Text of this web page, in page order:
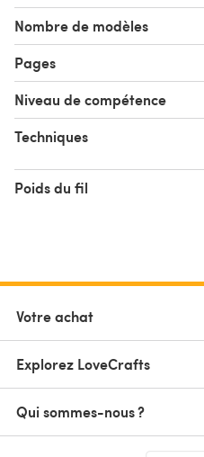
Nombre de modèles
Pages
Niveau de compétence
Techniques
Poids du fil
Votre achat
Explorez LoveCrafts
Qui sommes-nous ?